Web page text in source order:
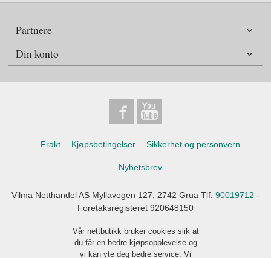
Partnere
Din konto
Frakt Kjøpsbetingelser Sikkerhet og personvern
Nyhetsbrev
Vilma Netthandel AS Myllavegen 127, 2742 Grua Tlf. 90019712 -
Foretaksregisteret 920648150
Vår nettbutikk bruker cookies slik at
du får en bedre kjøpsopplevelse og
vi kan yte deg bedre service. Vi